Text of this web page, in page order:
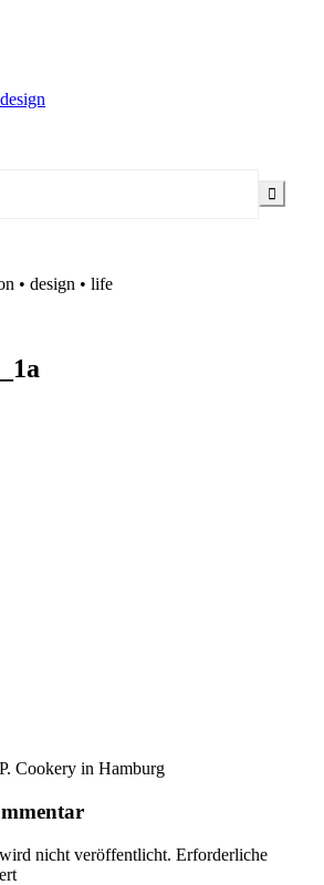
• design • life
Cookery in Hamburg
nicht veröffentlicht. Erforderliche